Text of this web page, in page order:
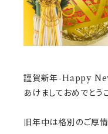
謹賀新年-Happy
あけましておめでとう
旧年中は格別のご厚情